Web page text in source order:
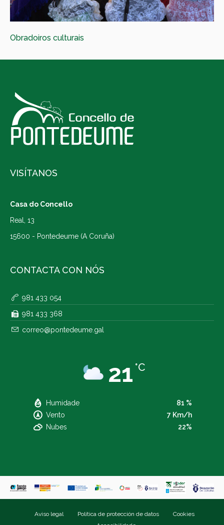
Obradoiros culturais
VISÍTANOS
Casa do Concello
Real, 13
15600 - Pontedeume (A Coruña)
CONTACTA CON NÓS
981 433 054
981 433 368
correo@pontedeume.gal
21 °C
Humidade
81 %
Vento
7 Km/h
Nubes
22%
Aviso legal Política de protección de datos
Cookies